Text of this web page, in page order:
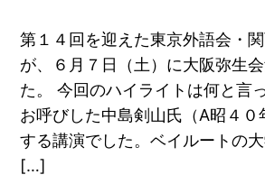
第１４回を迎えた東京外語会・
が、６月７日（土）に大阪弥生
た。 今回のハイライトは何と言
お呼びした中島剣山氏（A昭４０
する講演でした。ベイルートの
[…]